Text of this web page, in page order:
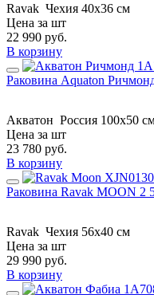
Ravak Чехия 40x36 см
Цена за шт
22 990 руб.
В корзину
Раковина Aquaton
Акватон Россия 100x50
Цена за шт
23 780 руб.
В корзину
Раковина Ravak MOON 2
Ravak Чехия 56x40 см
Цена за шт
29 990 руб.
В корзину